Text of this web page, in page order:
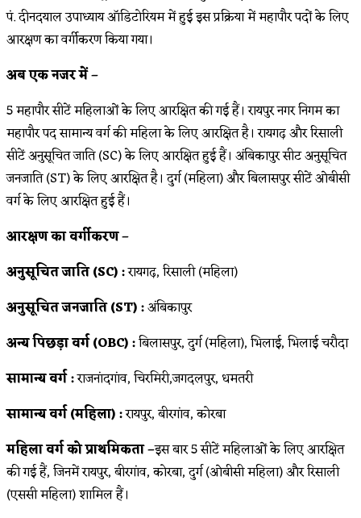
पं. दीनदयाल उपाध्याय ऑडिटोरियम में हुई इस प्रक्रिया में महापौर पदों के लिए
आरक्षण का वर्गीकरण किया गया।
अब एक नजर में –
5 महापौर सीटें महिलाओं के लिए आरक्षित की गई हैं। रायपुर नगर निगम का
महापौर पद सामान्य वर्ग की महिला के लिए आरक्षित है। रायगढ़ और रिसाली
सीटें अनुसूचित जाति (SC) के लिए आरक्षित हुई हैं। अंबिकापुर सीट अनुसूचित
जनजाति (ST) के लिए आरक्षित है। दुर्ग (महिला) और बिलासपुर सीटें ओबीसी
वर्ग के लिए आरक्षित हुई हैं।
आरक्षण का वर्गीकरण –
अनुसूचित जाति (SC) :रायगढ़, रिसाली (महिला)
अनुसूचित जनजाति (ST) :अंबिकापुर
अन्य पिछड़ा वर्ग (OBC) :बिलासपुर, दुर्ग (महिला), भिलाई, भिलाई चरौदा
सामान्य वर्ग :राजनांदगांव, चिरमिरी,जगदलपुर, धमतरी
सामान्य वर्ग (महिला) :रायपुर, बीरगांव, कोरबा
महिला वर्ग को प्राथमिकता –इस बार 5 सीटें महिलाओं के लिए आरक्षित
की गई हैं, जिनमें रायपुर, बीरगांव, कोरबा, दुर्ग (ओबीसी महिला) और रिसाली
(एससी महिला) शामिल हैं।